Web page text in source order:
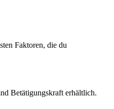
Faktoren, die du
Betätigungskraft erhältlich.